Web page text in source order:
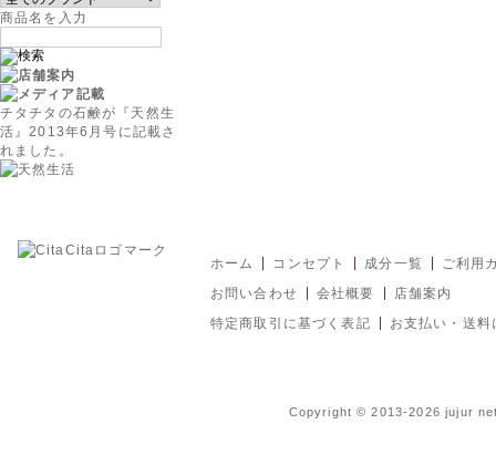
商品名を入力
チタチタの石鹸が『天然生
活』2013年6月号に記載さ
れました。
ホーム コンセプト 成分一覧 ご利用
お問い合わせ 会社概要 店舗案内
特定商取引に基づく表記 お支払い・送料
Copyright © 2013-2026 jujur